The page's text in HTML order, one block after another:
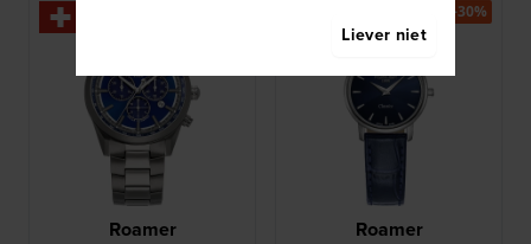
Roamer Roamer
-30%
Liever niet